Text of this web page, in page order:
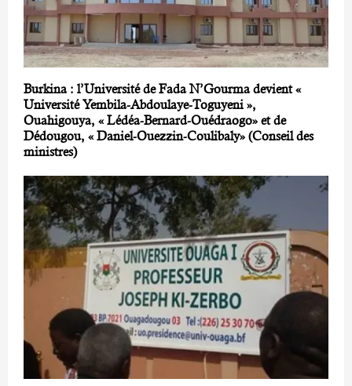
Burkina : l’Université de Fada N’Gourma devient «
Université Yembila-Abdoulaye-Toguyeni »,
Ouahigouya, « Lédéa-Bernard-Ouédraogo» et de
Dédougou, « Daniel-Ouezzin-Coulibaly» (Conseil des
ministres)